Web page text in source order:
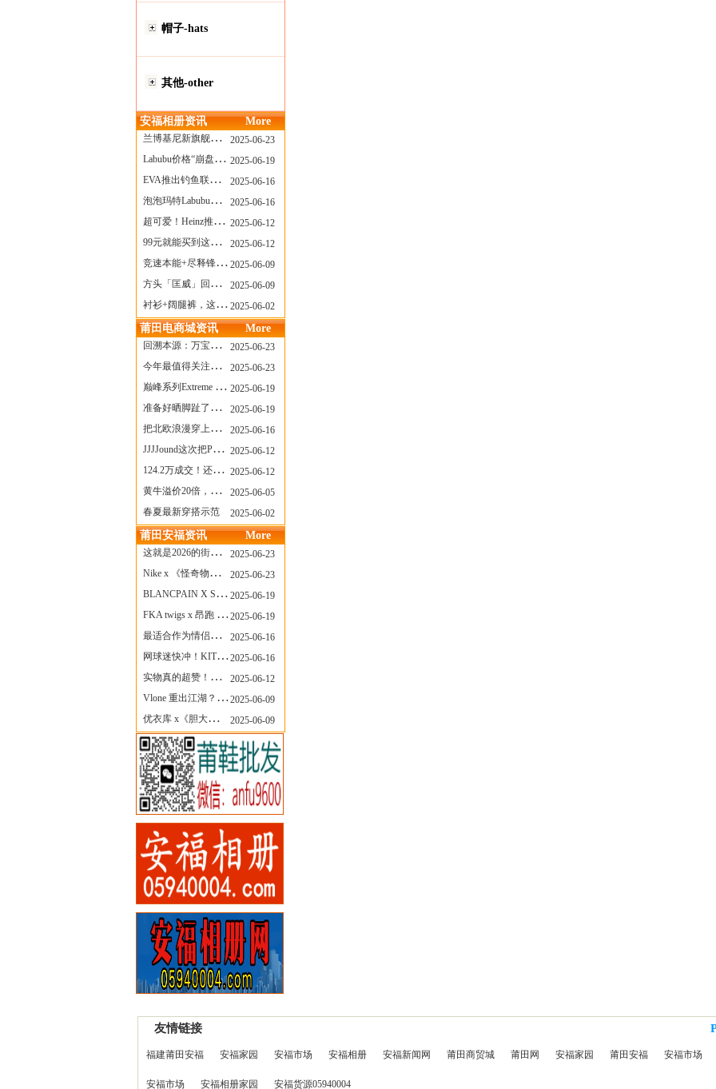
帽子-hats
其他-other
安福相册资讯 More
兰博基尼新旗舰曝光？这台顶级超跑或将在8月登场
2025-06-23
Labubu价格“崩盘”？618当日泡泡玛特预售补货量超200W！
2025-06-19
EVA推出钓鱼联名套装，初号机也能当“假饵”？
2025-06-16
泡泡玛特Labubu新品发售上演“拳王争霸”......
2025-06-16
超可爱！Heinz推出星之卡比合作款番茄酱！
2025-06-12
99元就能买到这样颜值的太阳镜？优衣库夏季墨镜系列
2025-06-12
竞速本能+尽释锋芒——罗杰杜彼Roger+Dubuis王者竞速系列飞返计时码表燃擎赛道
2025-06-09
方头「匡威」回归！日系简约里的小心思
2025-06-09
衬衫+阔腿裤，这样穿美出新高度！
2025-06-02
莆田电商城资讯 More
回溯本源：万宝龙推出明星系列都市灰腕表新作
2025-06-23
今年最值得关注的AF1！KOBE x AF1 明日发售
2025-06-23
巅峰系列Extreme Diver潜水腕表与Revival Diver复刻版潜水腕表共同推出“暗影款”新作
2025-06-19
准备好晒脚趾了吗？透明款 AF1 要回归了
2025-06-19
把北欧浪漫穿上脚，Cecilie Bahnsen x ASICS
2025-06-16
JJJJound这次把PUMA改得好安静
2025-06-12
124.2万成交！还有什么是Labubu做不到的？
2025-06-12
黄牛溢价20倍，「Labubu」3.0市价大盘点！假货比正品还贵...
2025-06-05
春夏最新穿搭示范
2025-06-02
莆田安福资讯 More
这就是2026的街头感！Prada新包我先爱了
2025-06-23
Nike x 《怪奇物语》联名回归，终于轮到这双热门款了！
2025-06-23
BLANCPAIN X SWATCH联名款 BIOCERAMIC SCUBA FIFTY FATHOMS 系列推出全新 GREEN ABYSS（碧波洋）腕表
2025-06-19
FKA twigs x 昂跑 联名来了，这三双 Cloud X 你选哪一双？
2025-06-19
最适合作为情侣鞋的New Balance 1906 Loafer出现了！
2025-06-16
网球迷快冲！KITH x Wilson 限量球拍太会设计了
2025-06-16
实物真的超赞！NB 新款 2010 新配色
2025-06-12
Vlone 重出江湖？突然又要联名，谁能想到！
2025-06-09
优衣库 x《胆大党》新品公布，第二季联动周边来了！
2025-06-09
友情链接
福建莆田安福 安福家园 安福市场 安福相册 安福新闻网 莆田商贸城 莆田网 安福家园 莆田安福 安福市场
安福市场 安福相册家园 安福货源05940004